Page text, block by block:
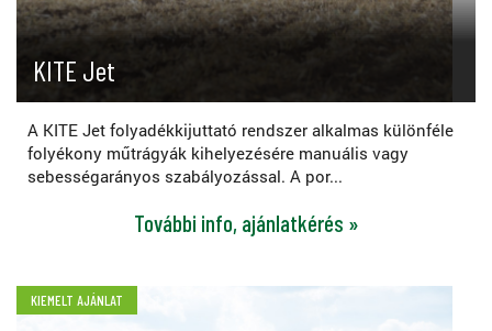
KITE Jet
A KITE Jet folyadékkijuttató rendszer alkalmas különféle
folyékony műtrágyák kihelyezésére manuális vagy
sebességarányos szabályozással. A por...
További info, ajánlatkérés »
KIEMELT AJÁNLAT